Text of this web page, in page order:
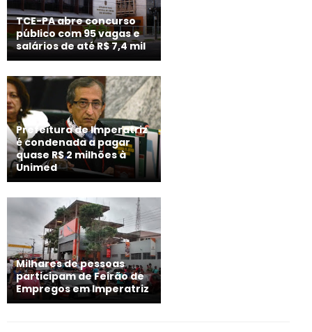
TCE-PA abre concurso
público com 95 vagas e
salários de até R$ 7,4 mil
Prefeitura de Imperatriz
é condenada a pagar
quase R$ 2 milhões à
Unimed
Milhares de pessoas
participam de Feirão de
Empregos em Imperatriz